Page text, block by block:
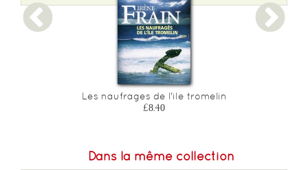
Les naufrages de l'ile tromelin
£8.40
Dans la même collection